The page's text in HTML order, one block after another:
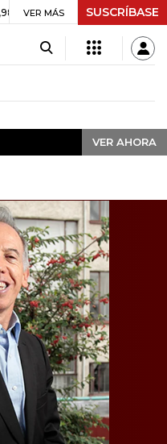
UVR $ 416,91 +$ 0,05 +0,01%
VER MÁS SUSCRÍBASE
VER AHORA
VER AHORA